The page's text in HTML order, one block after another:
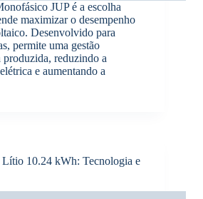
JUP é a escolha
maximizar o desempenho
Desenvolvido para
permite uma gestão
reduzindo a
e aumentando a
Lítio 10.24 kWh: Tecnologia e